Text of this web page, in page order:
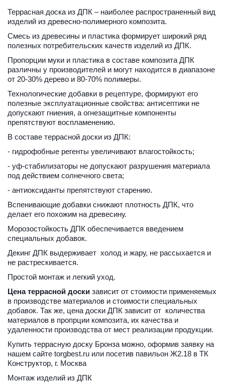
Террасная доска из ДПК – наиболее распространенный вид
изделий из древесно-полимерного композита.
Смесь из древесины и пластика формирует широкий ряд
полезных потребительских качеств изделий из ДПК.
Пропорции муки и пластика в составе композита ДПК
различны у производителей и могут находится в диапазоне
от 20-30% дерево и 80-70% полимеры.
Технологические добавки в рецептуре, формируют его
полезные эксплуатационные свойства: антисептики не
допускают гниения, а огнезащитные компоненты
препятствуют воспламенению.
В составе террасной доски из ДПК:
- гидрофобные регенты увеличивают влагостойкость;
- уф-стабилизаторы не допускают разрушения материала
под действием солнечного света;
- антиоксиданты препятствуют старению.
Вспенивающие добавки снижают плотность ДПК, что
делает его похожим на древесину.
Морозостойкость ДПК обеспечивается введением
специальных добавок.
Декинг ДПК выдерживает  холод и жару, не рассыхается и
не растрескивается.
Простой монтаж и легкий уход.
Цена террасной доски зависит от стоимости применяемых
в производстве материалов и стоимости специальных
добавок. Так же, цена доски ДПК зависит от  количества
материалов в пропрции композита, их качества и
удаленности производства от мест реализации продукции.
Купить террасную доску Бронза можно, оформив заявку на
нашем сайте torgbest.ru или посетив павильон Ж2.18 в ТК
Конструктор, г. Москва
Монтаж изделий из ДПК